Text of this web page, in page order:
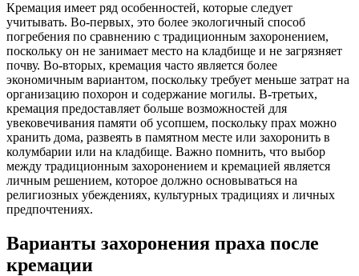
Кремация имеет ряд особенностей, которые следует
учитывать. Во-первых, это более экологичный способ
погребения по сравнению с традиционным захоронением,
поскольку он не занимает место на кладбище и не загрязняет
почву. Во-вторых, кремация часто является более
экономичным вариантом, поскольку требует меньше затрат на
организацию похорон и содержание могилы. В-третьих,
кремация предоставляет больше возможностей для
увековечивания памяти об усопшем, поскольку прах можно
хранить дома, развеять в памятном месте или захоронить в
колумбарии или на кладбище. Важно помнить, что выбор
между традиционным захоронением и кремацией является
личным решением, которое должно основываться на
религиозных убеждениях, культурных традициях и личных
предпочтениях.
Варианты захоронения праха после
кремации